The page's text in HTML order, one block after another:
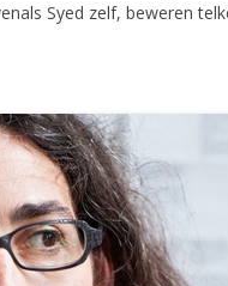
Syed zelf, beweren